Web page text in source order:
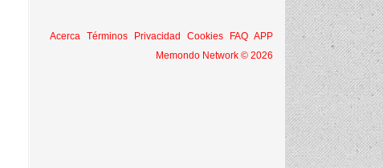
Acerca Términos Privacidad Cookies FAQ APP
Memondo Network © 2026